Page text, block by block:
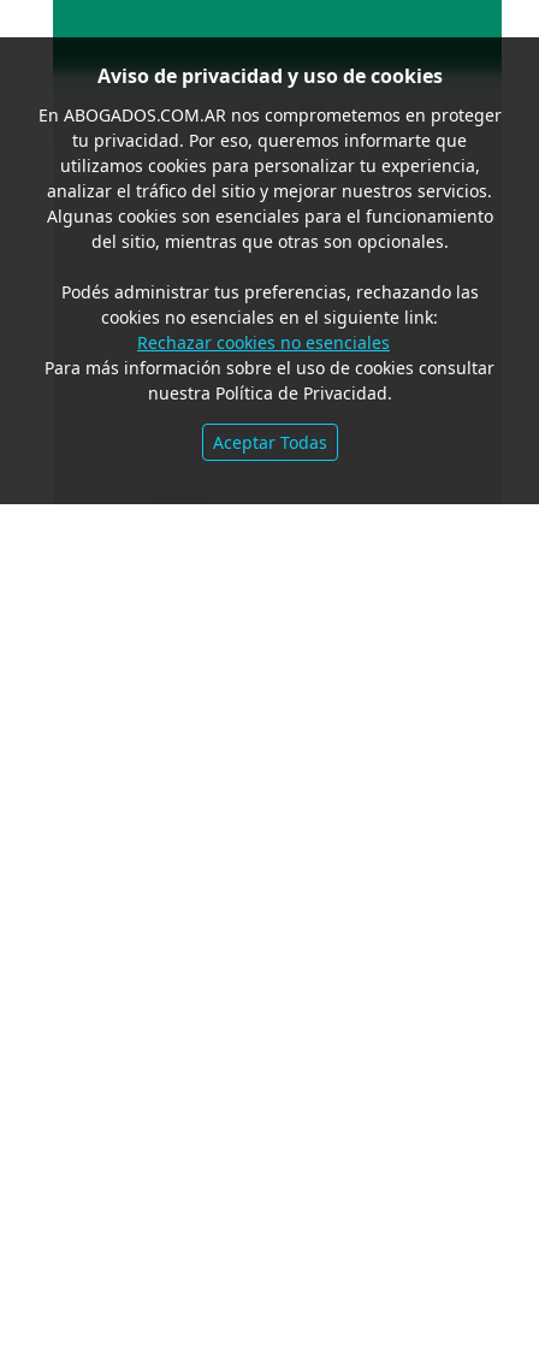
Aviso de privacidad y uso de cookies
En ABOGADOS.COM.ARnos comprometemos en proteger
tu privacidad. Por eso, queremos informarte que
utilizamos cookies para personalizar tu experiencia,
analizar el tráfico del sitio y mejorar nuestros servicios.
Algunas cookies son esenciales para el funcionamiento
del sitio, mientras que otras son opcionales.
Podés administrar tus preferencias, rechazando las
cookies no esenciales en el siguiente link:
Rechazar cookies no esenciales
Para más información sobre el uso de cookies consultar
nuestra Política de Privacidad.
Aceptar Todas